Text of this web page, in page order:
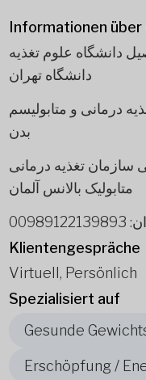
Informationen über
دانشگاه علوم تغذیه
دانشگاه تهران
تغذیه درمانی و متابولیسم
بدن
سازمان تغذیه درمانی
متابولیک بالانس آلمان
Klientengespräche
Virtuell, Persönlich
Spezialisiert auf
Gesunde
Erschöpfung /